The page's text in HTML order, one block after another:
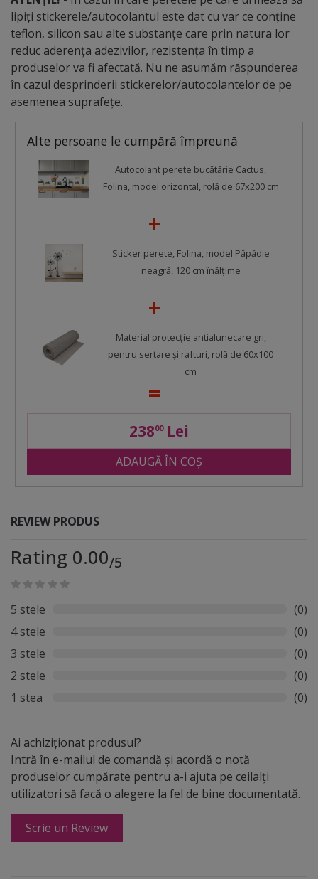
lipiți stickerele/autocolantul este dat cu var ce conține
teflon, silicon sau alte substanțe care prin natura lor
reduc aderența adezivilor, rezistența în timp a
produselor va fi afectată. Nu ne asumăm răspunderea
în cazul desprinderii stickerelor/autocolantelor de pe
asemenea suprafețe.
Alte persoane le cumpără împreună
Autocolant perete bucătărie Cactus,
Folina, model orizontal, rolă de 67x200 cm
Sticker perete, Folina, model Păpădie
neagră, 120 cm înălţime
Material protecţie antialunecare gri,
pentru sertare şi rafturi, rolă de 60x100
cm
23800Lei
ADAUGĂ ÎN COȘ
REVIEW PRODUS
Rating 0.00/5
5 stele
(0)
4 stele
(0)
3 stele
(0)
2 stele
(0)
1 stea
(0)
Ai achiziționat produsul?
Intră în e-mailul de comandă și acordă o notă
produselor cumpărate pentru a-i ajuta pe ceilalți
utilizatori să facă o alegere la fel de bine documentată.
Scrie un Review